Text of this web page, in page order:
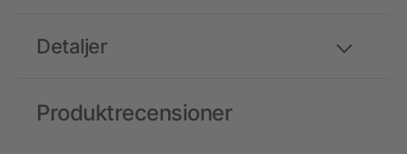
Detaljer
Produktrecensioner